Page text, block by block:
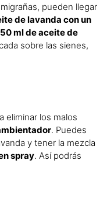
pueden llegar
de lavanda con un
ml de aceite de
sobre las sienes,
eliminar los malos
. Puedes
y tener la mezcla
spray. Así podrás